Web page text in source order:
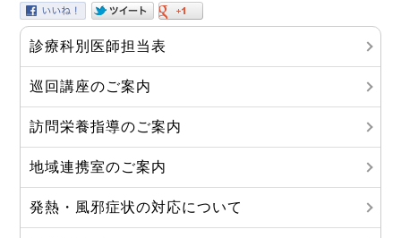
診療科別医師担当表
巡回講座のご案内
訪問栄養指導のご案内
地域連携室のご案内
発熱・風邪症状の対応について